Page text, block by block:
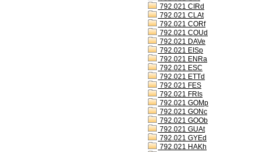
792.021 CIRd
792.021 CLAt
792.021 CORf
792.021 COUd
792.021 DAVe
792.021 EISp
792.021 ENRa
792.021 ESC
792.021 ETTd
792.021 FES
792.021 FRIs
792.021 GOMp
792.021 GONc
792.021 GOOb
792.021 GUAt
792.021 GYEd
792.021 HAKh